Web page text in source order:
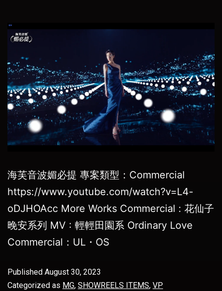
海芙音波媚必提 專案類型：Commercial
https://www.youtube.com/watch?v=L4-
oDJHOAcc More Works Commercial : 花仙子
晚安系列 MV : 輕輕田園系 Ordinary Love
Commercial：UL・OS
Published August 30, 2023
Categorized as MG, SHOWREELS ITEMS, VP